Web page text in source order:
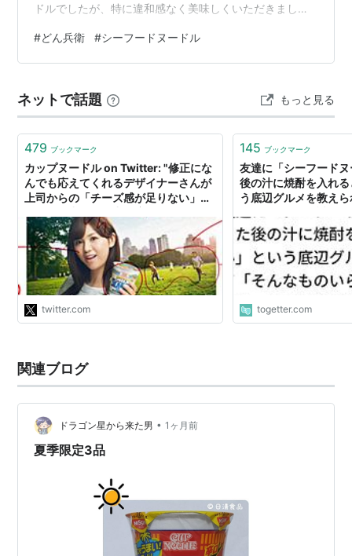
ドルでしたが、特に違和感なく美味しくいただきまし
#どん兵衛 #シーフードヌードル
ネットで話題 もっと見る
479 ブックマーク
カップヌードル on Twitter: "修正にな
んでも応えてくれるデザイナーさんが
上司からの「チーズ感が足りない」と
果…ミルクシーフードヌードルの広告
がこのような形になりました！
https://t.co/0T7aFfBXtN"
twitter.com
145 ブックマーク
友達に「シーフード
後の汁に焼酎を入れ
う底辺グルメを教え
ちで揺れている
togetter.com
関連ブログ
ドラゴン星から来た男 • 1ヶ月前
夏季限定3品